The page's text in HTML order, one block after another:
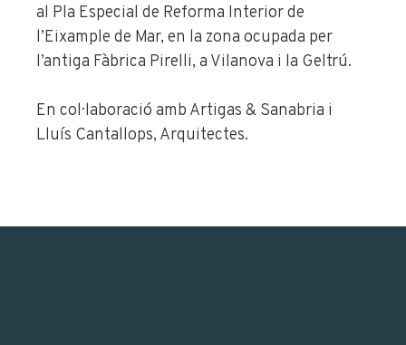
al Pla Especial de Reforma Interior de
l’Eixample de Mar, en la zona ocupada per
l’antiga Fàbrica Pirelli, a Vilanova i la Geltrú.
En col·laboració amb Artigas & Sanabria i
Lluís Cantallops, Arquitectes.